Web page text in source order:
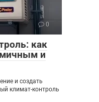
0
как
и
и создать
климат-контроль